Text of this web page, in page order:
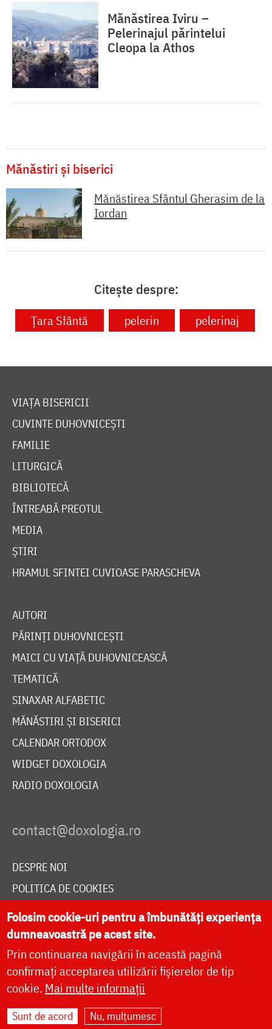
Mănăstirea Iviru –
Pelerinajul părintelui
Cleopa la Athos
Mănăstiri și biserici
Mănăstirea Sfântul Gherasim de la
Iordan
Citește despre:
Ţara Sfântă pelerin pelerinaj
VIAȚA BISERICII
CUVINTE DUHOVNICEȘTI
FAMILIE
LITURGICĂ
BIBLIOTECĂ
ÎNTREABĂ PREOTUL
MEDIA
ȘTIRI
HRAMUL SFINTEI CUVIOASE PARASCHEVA
AUTORI
PĂRINȚI DUHOVNICEȘTI
MAICI CU VIAȚĂ DUHOVNICEASCĂ
TEMATICĂ
SINAXAR ALFABETIC
MĂNĂSTIRI ȘI BISERICI
CALENDAR ORTODOX
WIDGET DOXOLOGIA
RADIO DOXOLOGIA
DESPRE NOI
POLITICA DE COOKIES
DONEAZĂ ONLINE PENTRU CATEDRALA NAȚIONALĂ
LIVE
Site dezvoltat deDOXOLOGIA MEDIA
Folosim cookie-uri pentru a îmbunătăți experiența
dumneavoastră pe acest site.
Prin continuarea navigării în această pagină
confirmați acceptarea utilizării fișierelor de tip
cookie. Mai multe informații
Sunt de acord Nu, mulțumesc